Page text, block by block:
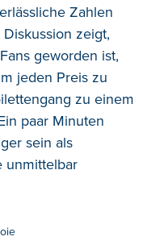
Zahlen
zeigt,
geworden ist,
jeden Preis zu
zu einem
paar Minuten
sein als
unmittelbar